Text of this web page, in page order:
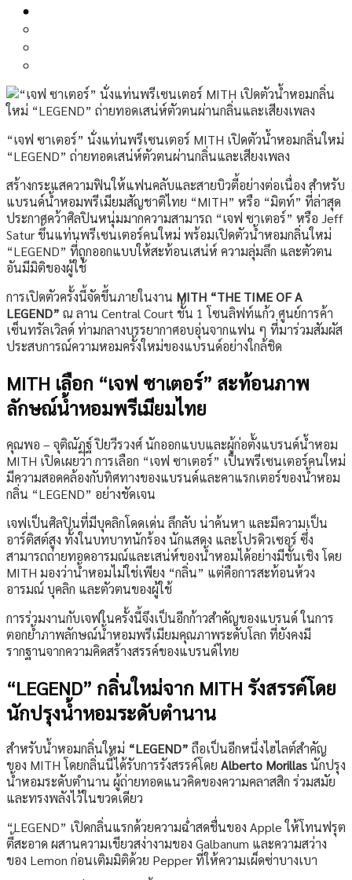
“เจฟ ซาเตอร์” นั่งแท่นพรีเซนเตอร์ MITH เปิดตัวน้ำหอมกลิ่นใหม่
“LEGEND” ถ่ายทอดเสน่ห์ตัวตนผ่านกลิ่นและเสียงเพลง
สร้างกระแสความฟินให้แฟนคลับและสายบิวตี้อย่างต่อเนื่อง สำหรับ
แบรนด์น้ำหอมพรีเมียมสัญชาติไทย “MITH” หรือ “มิตท์” ที่ล่าสุด
ประกาศคว้าศิลปินหนุ่มมากความสามารถ “เจฟ ซาเตอร์” หรือ Jeff
Satur ขึ้นแท่นพรีเซนเตอร์คนใหม่ พร้อมเปิดตัวน้ำหอมกลิ่นใหม่
“LEGEND” ที่ถูกออกแบบให้สะท้อนเสน่ห์ ความลุ่มลึก และตัวตน
อันมีมิติของผู้ใช้
การเปิดตัวครั้งนี้จัดขึ้นภายในงาน MITH “THE TIME OF A
LEGEND” ณ ลาน Central Court ชั้น 1 โซนลิฟท์แก้ว ศูนย์การค้า
เซ็นทรัลเวิลด์ ท่ามกลางบรรยากาศอบอุ่นจากแฟน ๆ ที่มาร่วมสัมผัส
ประสบการณ์ความหอมครั้งใหม่ของแบรนด์อย่างใกล้ชิด
MITH เลือก “เจฟ ซาเตอร์” สะท้อนภาพ
ลักษณ์น้ำหอมพรีเมียมไทย
คุณพอ – จุติณัฏฐ์ ปิยวีรวงศ์ นักออกแบบและผู้ก่อตั้งแบรนด์น้ำหอม
MITH เปิดเผยว่า การเลือก “เจฟ ซาเตอร์” เป็นพรีเซนเตอร์คนใหม่
มีความสอดคล้องกับทิศทางของแบรนด์และคาแรกเตอร์ของน้ำหอม
กลิ่น “LEGEND” อย่างชัดเจน
เจฟเป็นศิลปินที่มีบุคลิกโดดเด่น ลึกลับ น่าค้นหา และมีความเป็น
อาร์ติสต์สูง ทั้งในบทบาทนักร้อง นักแสดง และโปรดิวเซอร์ ซึ่ง
สามารถถ่ายทอดอารมณ์และเสน่ห์ของน้ำหอมได้อย่างมีชั้นเชิง โดย
MITH มองว่าน้ำหอมไม่ใช่เพียง “กลิ่น” แต่คือการสะท้อนห้วง
อารมณ์ บุคลิก และตัวตนของผู้ใช้
การร่วมงานกับเจฟในครั้งนี้จึงเป็นอีกก้าวสำคัญของแบรนด์ ในการ
ตอกย้ำภาพลักษณ์น้ำหอมพรีเมียมคุณภาพระดับโลก ที่ยังคงมี
รากฐานจากความคิดสร้างสรรค์ของแบรนด์ไทย
“LEGEND” กลิ่นใหม่จาก MITH รังสรรค์โดย
นักปรุงน้ำหอมระดับตำนาน
สำหรับน้ำหอมกลิ่นใหม่ “LEGEND” ถือเป็นอีกหนึ่งไฮไลต์สำคัญ
ของ MITH โดยกลิ่นนี้ได้รับการรังสรรค์โดย Alberto Morillasนักปรุง
น้ำหอมระดับตำนาน ผู้ถ่ายทอดแนวคิดของความคลาสสิก ร่วมสมัย
และทรงพลังไว้ในขวดเดียว
“LEGEND” เปิดกลิ่นแรกด้วยความฉ่ำสดชื่นของ Apple ให้โทนฟรุต
ตี้สะอาด ผสานความเขียวสง่างามของ Galbanum และความสว่าง
ของ Lemon ก่อนเติมมิติด้วย Pepper ที่ให้ความเผ็ดซ่าบางเบา